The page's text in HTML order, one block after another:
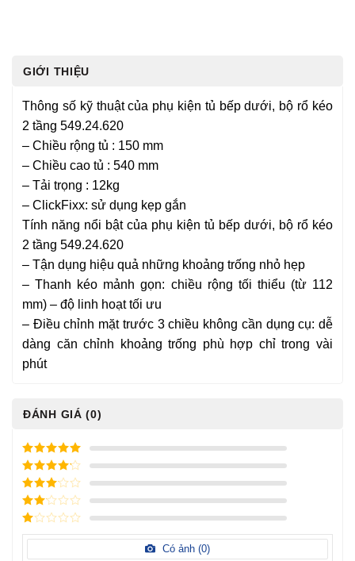
GIỚI THIỆU
Thông số kỹ thuật của phụ kiện tủ bếp dưới, bộ rổ kéo
2 tầng 549.24.620
– Chiều rộng tủ : 150 mm
– Chiều cao tủ : 540 mm
– Tải trọng : 12kg
– ClickFixx: sử dụng kẹp gắn
Tính năng nổi bật của phụ kiện tủ bếp dưới, bộ rổ kéo
2 tầng 549.24.620
– Tận dụng hiệu quả những khoảng trống nhỏ hẹp
– Thanh kéo mảnh gọn: chiều rộng tối thiểu (từ 112
mm) – độ linh hoạt tối ưu
– Điều chỉnh mặt trước 3 chiều không cần dụng cụ: dễ
dàng căn chỉnh khoảng trống phù hợp chỉ trong vài
phút
ĐÁNH GIÁ (0)
5/ 5 điểm
4/ 5
điểm
3/ 5
điểm
2/
điểm
1
Có ảnh (0)